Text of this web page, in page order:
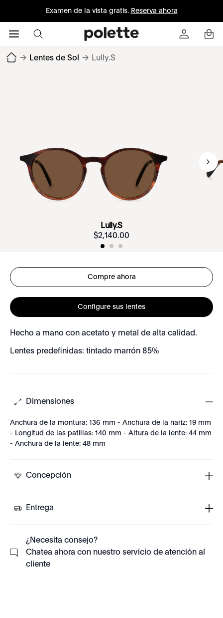
Examen de la vista gratis. Reserva ahora
→ Lentes de Sol → Lully.S
Lully.S
$2,140.00
Compre ahora
Configure sus lentes
Hecho a mano con acetato y metal de alta calidad.
Lentes predefinidas: tintado marrón 85%
Dimensiones
Anchura de la montura: 136 mm - Anchura de la nariz: 19 mm
- Longitud de las patillas: 140 mm - Altura de la lente: 44 mm
- Anchura de la lente: 48 mm
Concepción
Entrega
¿Necesita consejo?
Chatea ahora con nuestro servicio de atención al
cliente